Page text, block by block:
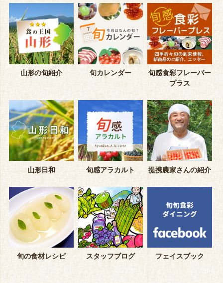
山形の旬紹介 旬カレンダー
旬感食彩フレーバー
プラス
山形日和 旬感アラカルト 提携農家さんの紹介
旬の食材レシピ スタッフブログ フェイスブック